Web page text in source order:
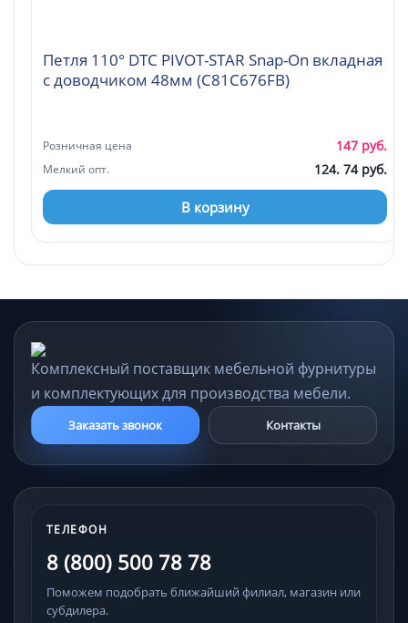
Петля 110° DTC PIVOT-STAR Snap-On вкладная
с доводчиком 48мм (C81C676FB)
Розничная цена 147 руб.
Мелкий опт. 124. 74 руб.
В корзину
Комплексный поставщик мебельной фурнитуры
и комплектующих для производства мебели.
Заказать звонок Контакты
ТЕЛЕФОН
8 (800) 500 78 78
Поможем подобрать ближайший филиал, магазин или
субдилера.